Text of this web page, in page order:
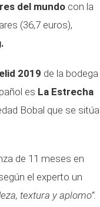
del mundo con la
(36,7 euros),
2019 de la bodega
es La Estrecha
Bobal que se sitúa
de 11 meses en
el experto un
textura y aplomo”.